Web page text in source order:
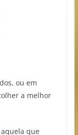
ou em
a melhor
que